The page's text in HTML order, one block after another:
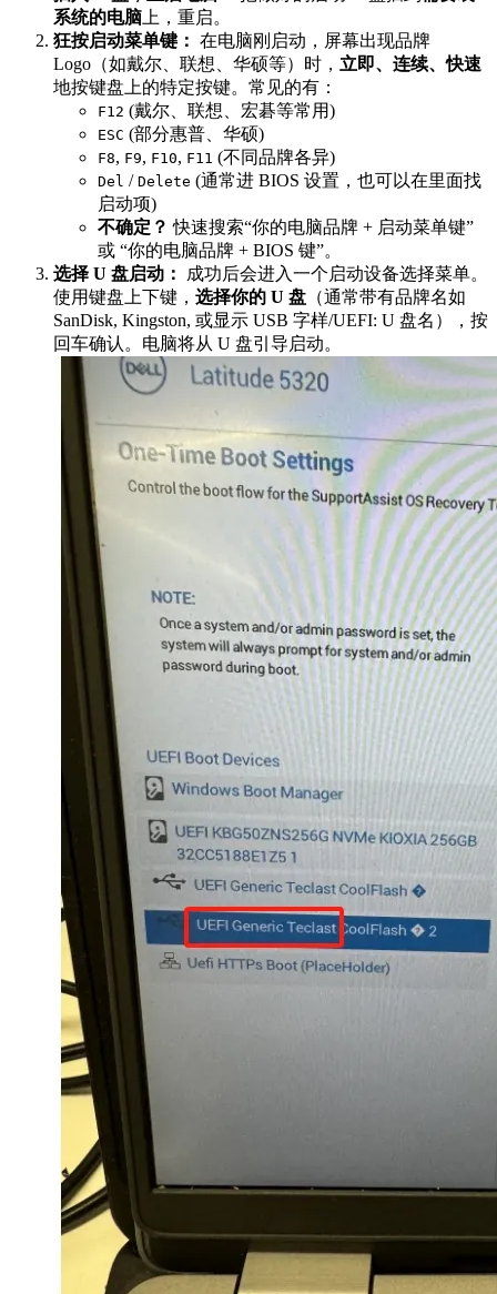
系统的电脑 上，重启。
狂按启动菜单键： 在电脑刚启动，屏幕出现品牌
Logo（如戴尔、联想、华硕等）时， 立即、连续、快速
地按键盘上的特定按键。常见的有：
F12 (戴尔、联想、宏碁等常用)
ESC (部分惠普、华硕)
F8, F9, F10, F11 (不同品牌各异)
Del / Delete (通常进 BIOS 设置，也可以在里面找
启动项)
不确定？ 快速搜索“你的电脑品牌 + 启动菜单键”
或 “你的电脑品牌 + BIOS 键”。
选择 U 盘启动：
成功后会进入一个启动设备选择菜单。
使用键盘上下键， 选择你的 U 盘 （通常带有品牌名如
SanDisk, Kingston, 或显示 USB 字样/UEFI: U 盘名），按
回车确认。电脑将从 U 盘引导启动。